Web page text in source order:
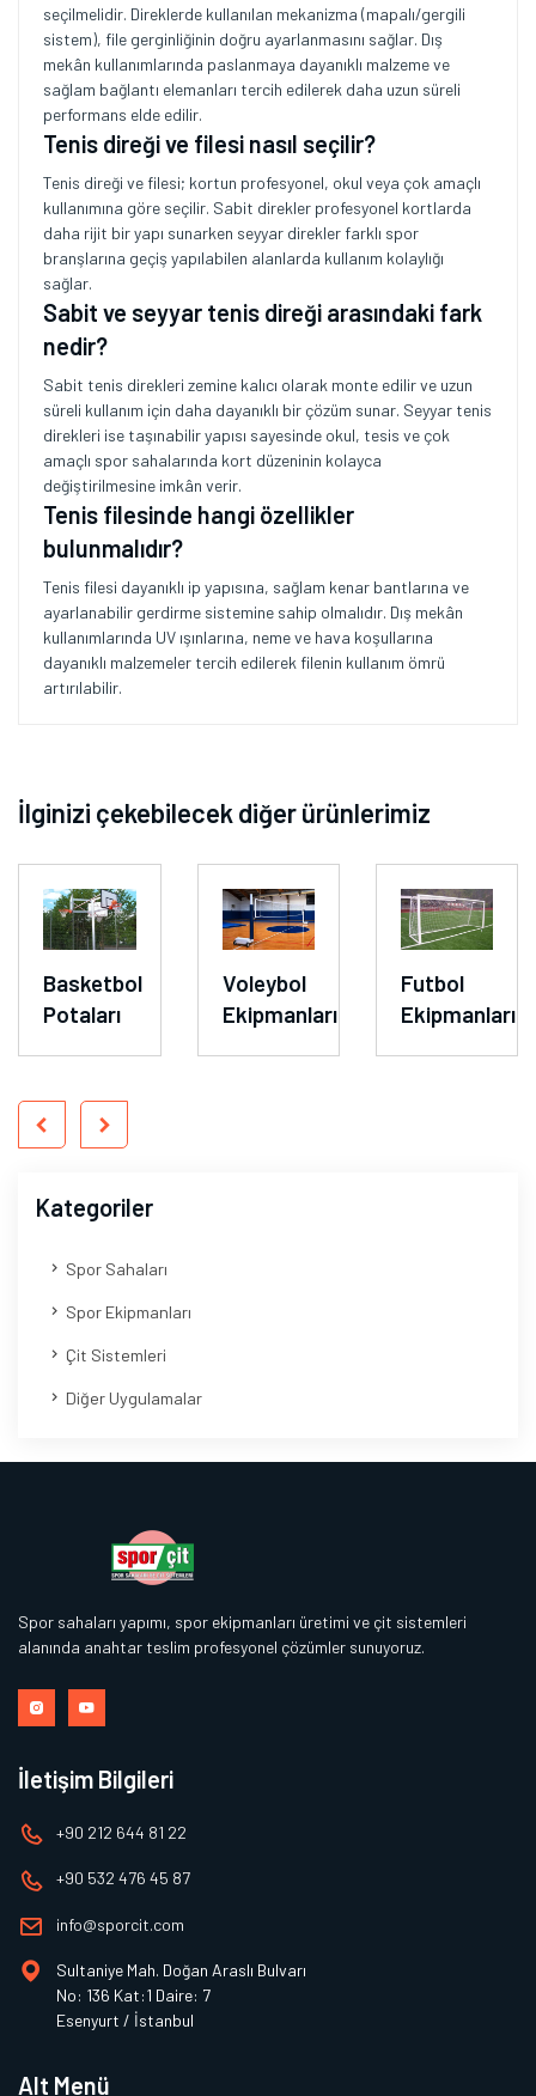
seçilmelidir. Direklerde kullanılan mekanizma (mapalı/gergili
sistem), file gerginliğinin doğru ayarlanmasını sağlar. Dış
mekân kullanımlarında paslanmaya dayanıklı malzeme ve
sağlam bağlantı elemanları tercih edilerek daha uzun süreli
performans elde edilir.
Tenis direği ve filesi nasıl seçilir?
Tenis direği ve filesi; kortun profesyonel, okul veya çok amaçlı
kullanımına göre seçilir. Sabit direkler profesyonel kortlarda
daha rijit bir yapı sunarken seyyar direkler farklı spor
branşlarına geçiş yapılabilen alanlarda kullanım kolaylığı
sağlar.
Sabit ve seyyar tenis direği arasındaki fark
nedir?
Sabit tenis direkleri zemine kalıcı olarak monte edilir ve uzun
süreli kullanım için daha dayanıklı bir çözüm sunar. Seyyar tenis
direkleri ise taşınabilir yapısı sayesinde okul, tesis ve çok
amaçlı spor sahalarında kort düzeninin kolayca
değiştirilmesine imkân verir.
Tenis filesinde hangi özellikler
bulunmalıdır?
Tenis filesi dayanıklı ip yapısına, sağlam kenar bantlarına ve
ayarlanabilir gerdirme sistemine sahip olmalıdır. Dış mekân
kullanımlarında UV ışınlarına, neme ve hava koşullarına
dayanıklı malzemeler tercih edilerek filenin kullanım ömrü
artırılabilir.
İlginizi çekebilecek diğer ürünlerimiz
Basketbol
Potaları
Voleybol
Ekipmanları
Futbol
Ekipmanları
Kategoriler
Spor Sahaları
Spor Ekipmanları
Çit Sistemleri
Diğer Uygulamalar
Spor sahaları yapımı, spor ekipmanları üretimi ve çit sistemleri
alanında anahtar teslim profesyonel çözümler sunuyoruz.
İletişim Bilgileri
+90 212 644 81 22
+90 532 476 45 87
info@sporcit.com
Sultaniye Mah. Doğan Araslı Bulvarı
No: 136 Kat:1 Daire: 7
Esenyurt / İstanbul
Alt Menü